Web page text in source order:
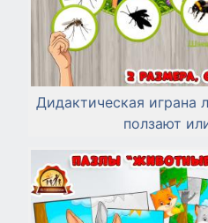
Дидактическая играна
ползают